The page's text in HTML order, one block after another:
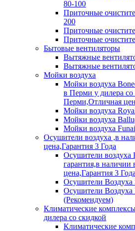
80-100
Приточные
200
Приточные
Приточные
Бытовые вентиляторы
Вытяжные
Вытяжные
Мойки воздуха
Мойки воздуха
в Перми у дилера
Перми,Отличная
Мойки воздуха
Мойки воздуха
Мойки воздуха Funai
Осушители воздуха ,в
цена,Гарантия 3 Года
Осушители воздуха
гарантия,в
цена,Гарантия 3 Года
Осушители Воздуха
Осушители Воздуха
(Рекомендуем)
Климатические
дилера со скидкой
Климатические